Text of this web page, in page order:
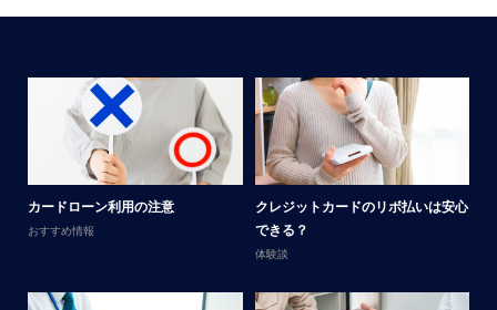
カードローン利用の注意
おすすめ情報
クレジットカードのリボ払いは安心
できる？
体験談